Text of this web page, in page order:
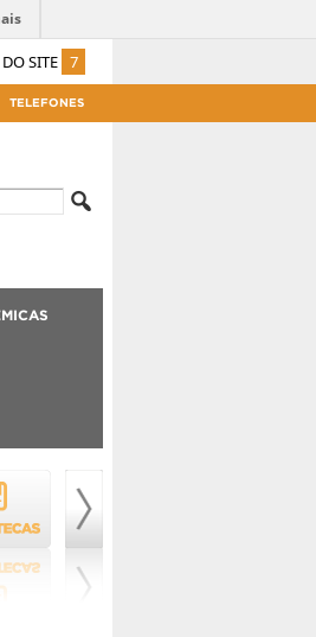
SITE 7
TELEFONES